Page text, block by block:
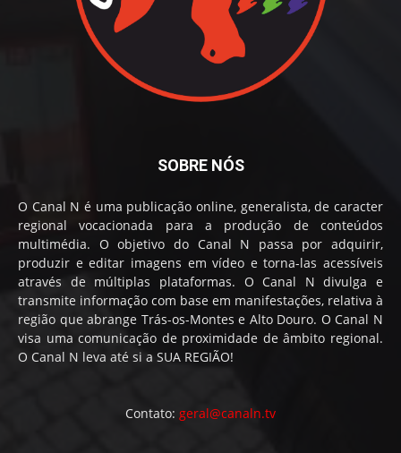
SOBRE NÓS
O Canal N é uma publicação online, generalista, de caracter
regional vocacionada para a produção de conteúdos
multimédia. O objetivo do Canal N passa por adquirir,
produzir e editar imagens em vídeo e torna-las acessíveis
através de múltiplas plataformas. O Canal N divulga e
transmite informação com base em manifestações, relativa à
região que abrange Trás-os-Montes e Alto Douro. O Canal N
visa uma comunicação de proximidade de âmbito regional.
O Canal N leva até si a SUA REGIÃO!
Contato: geral@canaln.tv